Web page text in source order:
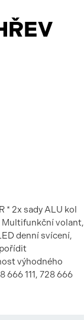
* 2x sady ALU kol
Multifunkční volant,
denní svícení,
výhodného
111, 728 666